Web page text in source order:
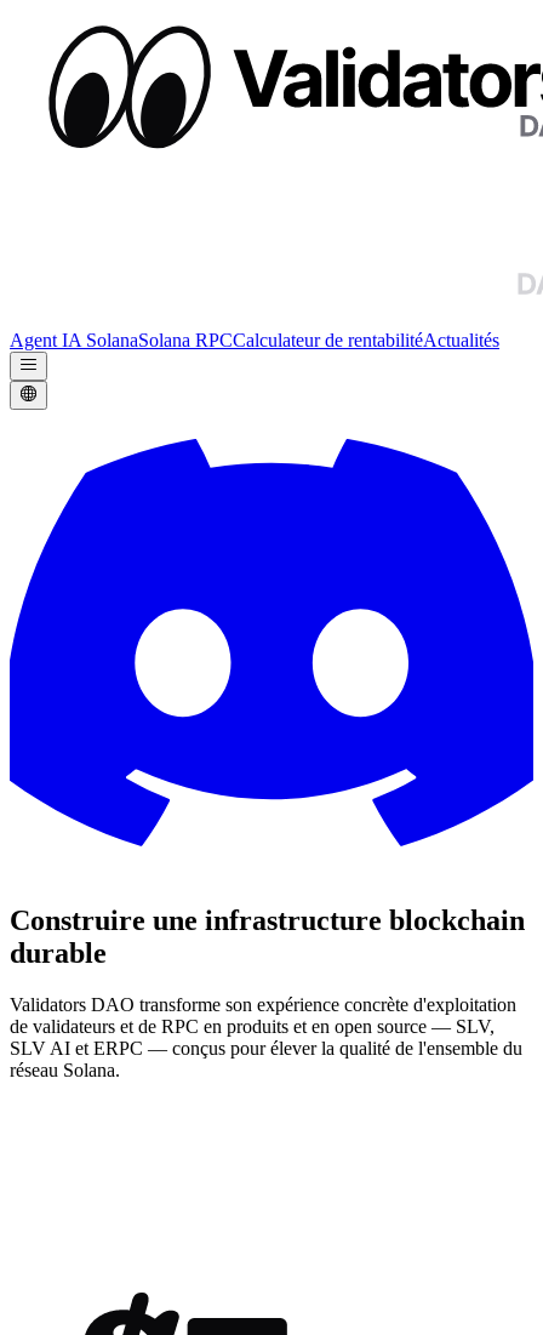
Agent IA SolanaSolana RPCCalculateur de rentabilitéActualités
Construire une infrastructure blockchain
durable
Validators DAO transforme son expérience concrète d'exploitation
de validateurs et de RPC en produits et en open source — SLV,
SLV AI et ERPC — conçus pour élever la qualité de l'ensemble du
réseau Solana.